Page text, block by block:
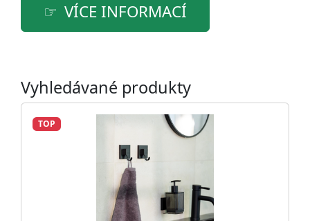
VÍCE INFORMACÍ
Vyhledávané produkty
TOP